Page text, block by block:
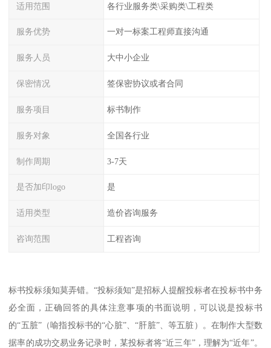
适用范围 各行业服务类\采购类\工程类
服务优势 一对一标案工程师直接沟通
服务人员 大中小企业
保密情况 签保密协议或者合同
服务项目 标书制作
服务对象 全国各行业
制作周期 3-7天
是否加印logo 是
适用类型 造价咨询服务
咨询范围 工程咨询
标书投标须知莫弄错。“投标须知”是招标人提醒投标者在投标书中务
必全面，正确回答的具体注意事项的书面说明，可以说是投标书
的“五脏”（喻指投标书的“心脏”、“肝脏”、等五脏）。在制作大型数
据率的成功交易业务记录时，某投标者将“近三年”，理解为“近年”。